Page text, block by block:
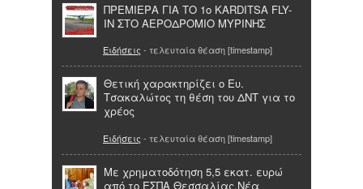
ΠΡΕΜΙΕΡΑ ΓΙΑ ΤΟ 1o KARDITSA FLY-
IN ΣΤΟ ΑΕΡΟΔΡΟΜΙΟ ΜΥΡΙΝΗΣ
Ειδήσεις - τελευταία θέαση [timestamp]
Θετική χαρακτηρίζει ο Ευ.
Τσακαλώτος τη θέση του ΔΝΤ για το
χρέος
Ειδήσεις - τελευταία θέαση [timestamp]
Με χρηματοδότηση 5,5 εκατ. ευρώ
από το ΕΣΠΑ Θεσσαλίας.Νέα